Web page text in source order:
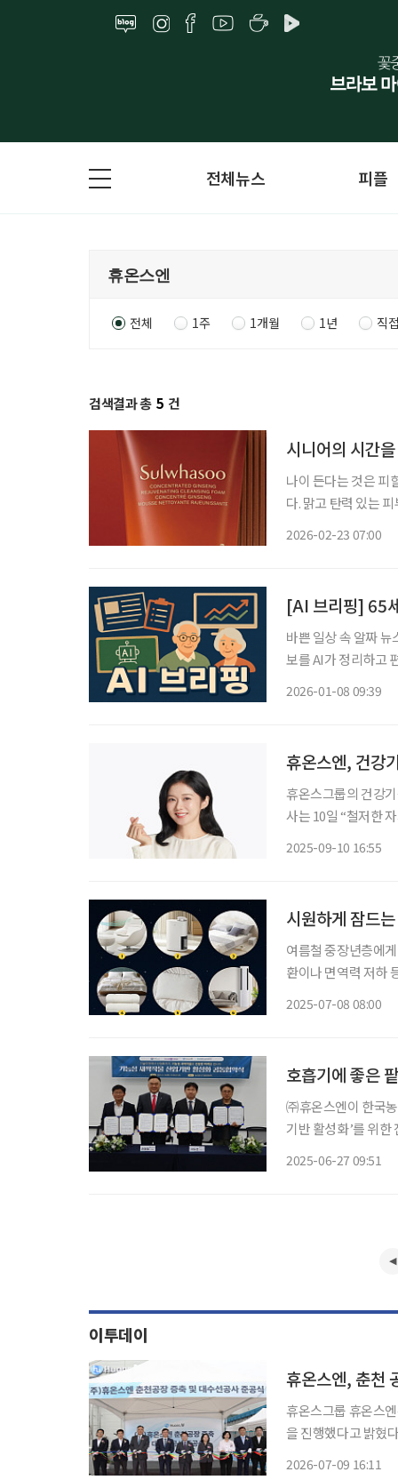
전체뉴스 피플
전체 1주 1개월 1년 직
검색결과 총 5 건
시니어의 시간
나이 든다는 것은 피
다. 맑고 탄력 있는
2026-02-23 07:00
[AI 브리핑] 65
바쁜 일상 속 알짜
보를 AI가 정리하고 편집국 기자
2026-01-08 09:39
휴온스엔, 건강
휴온스그룹의 건강
사는 10일 “철저한
2025-09-10 16:55
시원하게 잠드
여름철 중장년층에
환이나 면역력 저하
2025-07-08 08:00
호흡기에 좋은
㈜휴온스엔이 한국
기반 활성화’를 위
2025-06-27 09:51
이투데이
휴온스엔, 춘천
휴온스그룹 휴온스
을 진행했다고 밝혔
2026-07-09 16:11